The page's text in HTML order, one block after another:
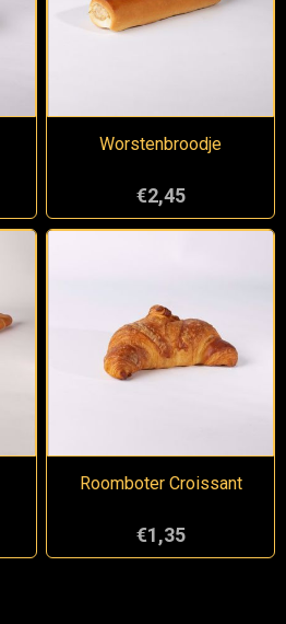
Worstenbroodje
€2,45
Roomboter Croissant
€1,35